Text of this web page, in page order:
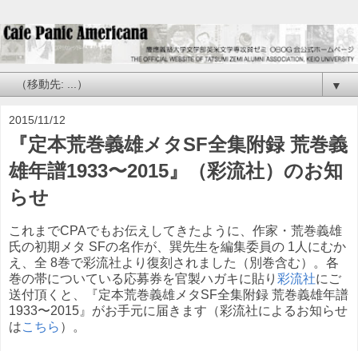
▼
2015/11/12
『定本荒巻義雄メタSF全集附録 荒巻義
雄年譜1933〜2015』（彩流社）のお知
らせ
これまでCPAでもお伝えしてきたように、作家・荒巻義雄
氏の初期メタ SFの名作が、巽先生を編集委員の 1人にむか
え、全 8巻で彩流社より復刻されました（別巻含む）。各
巻の帯についている応募券を官製ハガキに貼り 彩流社にご
送付頂くと、『定本荒巻義雄メタSF全集附録 荒巻義雄年譜
1933〜2015』がお手元に届きます（彩流社によるお知らせ
はこちら ）。